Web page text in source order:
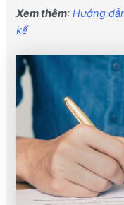
Xem thêm: Hướng
kế